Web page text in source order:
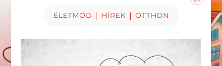
ÉLETMÓD | HÍREK | OTTHON